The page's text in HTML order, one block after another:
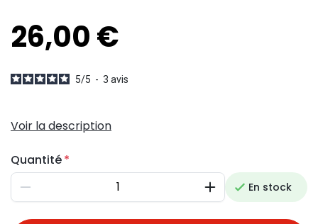
26,00 €
5/5 - 3 avis
Voir la description
Quantité
Diminuer AugmenterEn stock